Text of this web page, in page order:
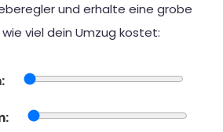
und erhalte eine grobe
viel dein Umzug kostet: